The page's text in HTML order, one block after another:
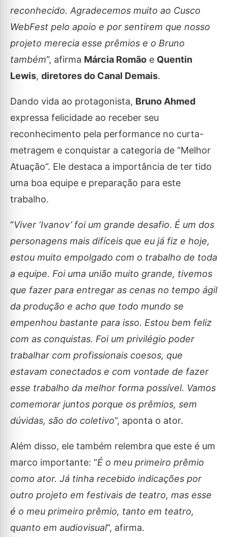
reconhecido. Agradecemos muito ao Cusco
WebFest pelo apoio e por sentirem que nosso
projeto merecia esse prêmios e o Bruno
também“, afirma Márcia Romão e Quentin
Lewis, diretores do Canal Demais.
Dando vida ao protagonista, Bruno Ahmed
expressa felicidade ao receber seu
reconhecimento pela performance no curta-
metragem e conquistar a categoria de “Melhor
Atuação”. Ele destaca a importância de ter tido
uma boa equipe e preparação para este
trabalho.
“Viver ‘Ivanov’ foi um grande desafio. É um dos
personagens mais difíceis que eu já fiz e hoje,
estou muito empolgado com o trabalho de toda
a equipe. Foi uma união muito grande, tivemos
que fazer para entregar as cenas no tempo ágil
da produção e acho que todo mundo se
empenhou bastante para isso. Estou bem feliz
com as conquistas. Foi um privilégio poder
trabalhar com profissionais coesos, que
estavam conectados e com vontade de fazer
esse trabalho da melhor forma possível. Vamos
comemorar juntos porque os prêmios, sem
dúvidas, são do coletivo“, aponta o ator.
Além disso, ele também relembra que este é um
marco importante: “É o meu primeiro prêmio
como ator. Já tinha recebido indicações por
outro projeto em festivais de teatro, mas esse
é o meu primeiro prêmio, tanto em teatro,
quanto em audiovisual“, afirma.